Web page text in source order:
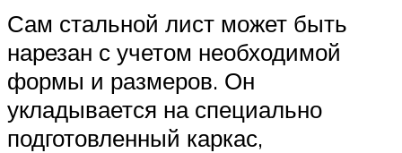
Сам стальной лист может быть
нарезан с учетом необходимой
формы и размеров. Он
укладывается на специально
подготовленный каркас,